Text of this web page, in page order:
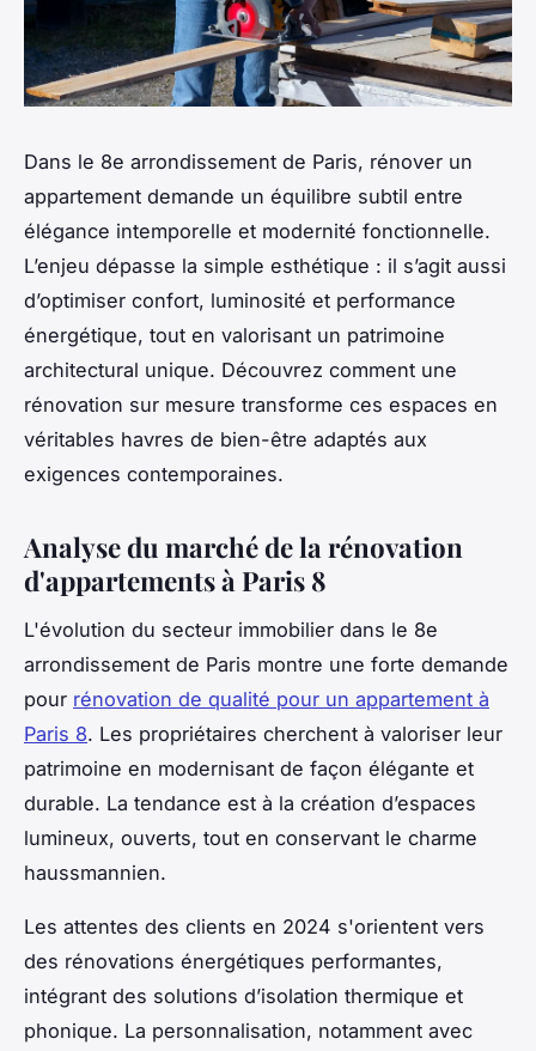
Dans le 8e arrondissement de Paris, rénover un
appartement demande un équilibre subtil entre
élégance intemporelle et modernité fonctionnelle.
L’enjeu dépasse la simple esthétique : il s’agit aussi
d’optimiser confort, luminosité et performance
énergétique, tout en valorisant un patrimoine
architectural unique. Découvrez comment une
rénovation sur mesure transforme ces espaces en
véritables havres de bien-être adaptés aux
exigences contemporaines.
Analyse du marché de la rénovation
d'appartements à Paris 8
L'évolution du secteur immobilier dans le 8e
arrondissement de Paris montre une forte demande
pour rénovation de qualité pour un appartement à
Paris 8. Les propriétaires cherchent à valoriser leur
patrimoine en modernisant de façon élégante et
durable. La tendance est à la création d’espaces
lumineux, ouverts, tout en conservant le charme
haussmannien.
Les attentes des clients en 2024 s'orientent vers
des rénovations énergétiques performantes,
intégrant des solutions d’isolation thermique et
phonique. La personnalisation, notamment avec